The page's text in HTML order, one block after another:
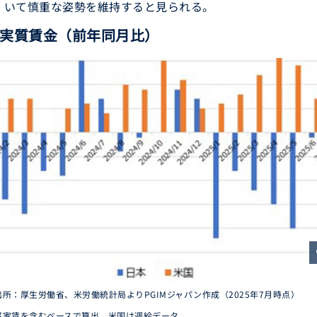
いて慎重な姿勢を維持すると見られる。
質賃金（前年同月比）
：厚生労働省、米労働統計局よりPGIMジャパン作成（2025年7月時点）